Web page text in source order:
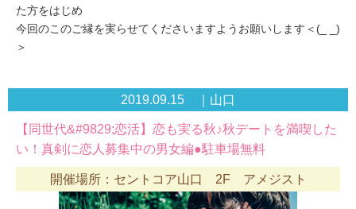
た方をはじめ
今回のこのご縁を実らせてくださいますようお願いします＜(_ _)
＞
2019.09.15 ｜山口
【同世代&#9829;恋活】恋も実る秋♪秋デートを満喫した
い！真剣に恋人募集中の男女編●駐車場無料
開催場所：セントコア山口 2F アメジスト